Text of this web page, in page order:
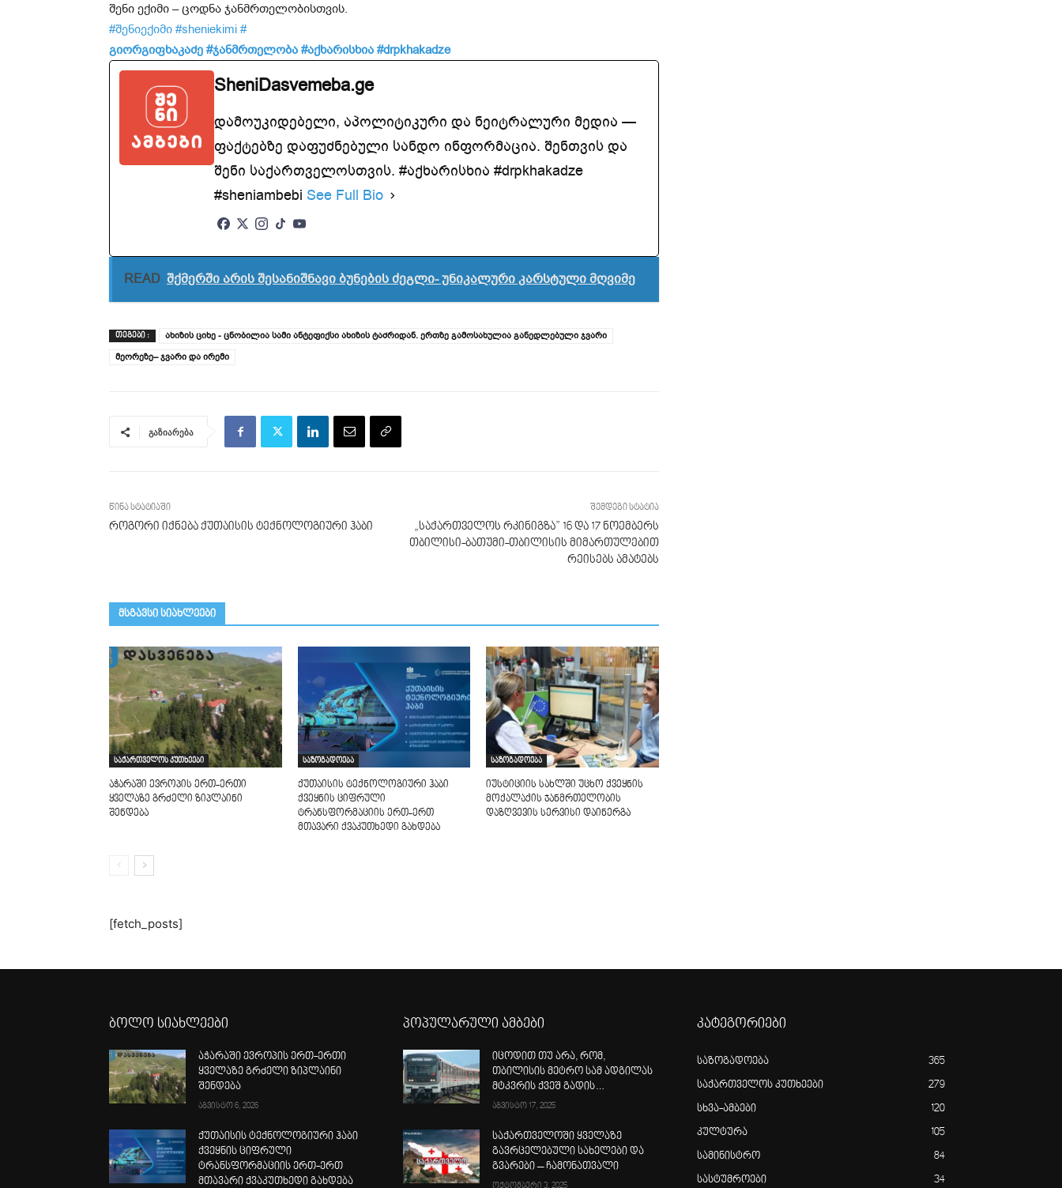
შენი ექიმი – ცოდნა ჯანმრთელობისთვის.
#შენიექიმი #sheniekimi #
გიორგიფხაკაძე #ჯანმრთელობა #აქხარისხია #drpkhakadze
SheniDasvemeba.ge
დამოუკიდებელი, აპოლიტიკური და ნეიტრალური მედია —
ფაქტებზე დაფუძნებული სანდო ინფორმაცია. შენთვის და
შენი საქართველოსთვის. #აქხარისხია #drpkhakadze
#sheniambebi See Full Bio
READ შქმერში არის შესანიშნავი ბუნების ძეგლი- უნიკალური კარსტული მღვიმე
ᲗᲔᲒᲔᲑᲘ :
ახიზის ციხე - ცნობილია სამი ანტეფიქსი ახიზის ტაძრიდან. ერთზე გამოსახულია განედლებული ჯვარი
მეორეზე– ჯვარი და ირემი
გაზიარება
წინა სტატიაში
როგორი იქნება ქუთაისის ტექნოლოგიური ჰაბი
შემდეგი სტატია
„საქართველოს რკინიგზა” 16 და 17 ნოემბერს
თბილისი-ბათუმი-თბილისის მიმართულებით
რეისებს ამატებს
მსგავსი სიახლეები
საქართველოს კუთხეები
აჭარაში ევროპის ერთ-ერთი
ყველაზე გრძელი ზიპლაინი
შენდება
საზოგადოება
ქუთაისის ტექნოლოგიური ჰაბი
ქვეყნის ციფრული
ტრანსფორმაციის ერთ-ერთ
მთავარი ქვაკუთხედი გახდება
საზოგადოება
იუსტიციის სახლში უცხო ქვეყნის
მოქალაქის ჯანმრთელობის
დაზღვევის სერვისი დაინერგა
[fetch_posts]
ბოლო სიახლეები
აჭარაში ევროპის ერთ-ერთი
ყველაზე გრძელი ზიპლაინი
შენდება
აგვისტო 6, 2026
ქუთაისის ტექნოლოგიური ჰაბი
ქვეყნის ციფრული
ტრანსფორმაციის ერთ-ერთ
მთავარი ქვაკუთხედი გახდება
პოპულარული ამბები
იცოდით თუ არა, რომ,
თბილისის მეტრო სამ ადგილას
მტკვრის ქვეშ გადის…
აგვისტო 17, 2025
საქართველოში ყველაზე
გავრცელებული სახელები და
გვარები – ჩამონათვალი
ოქტომბერი 3, 2025
კატეგორიები
საზოგადოება 365
საქართველოს კუთხეები 279
სხვა-ამბები 120
კულტურა 105
სამინისტრო 84
სასტუმროები 34